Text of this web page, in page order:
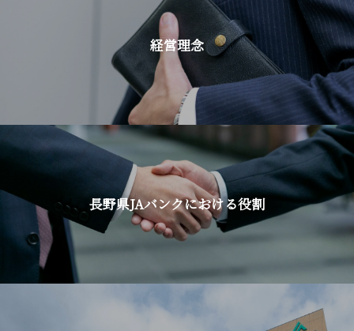
経営理念
長野県JAバンクにおける役割